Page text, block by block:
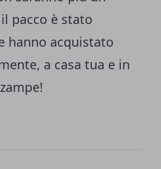
pacco è stato
hanno acquistato
a casa tua e in